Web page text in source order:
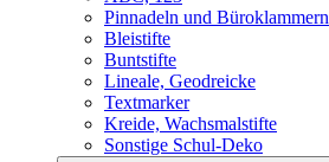
Pinnadeln und Büroklammern
Bleistifte
Buntstifte
Lineale, Geodreicke
Textmarker
Kreide, Wachsmalstifte
Sonstige Schul-Deko